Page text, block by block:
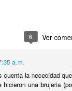
6 Ver
a.m.
cuenta la nececidad
una brujeria
EL CASTILLO
Buenos Aires.
CASTILLO DE LOS